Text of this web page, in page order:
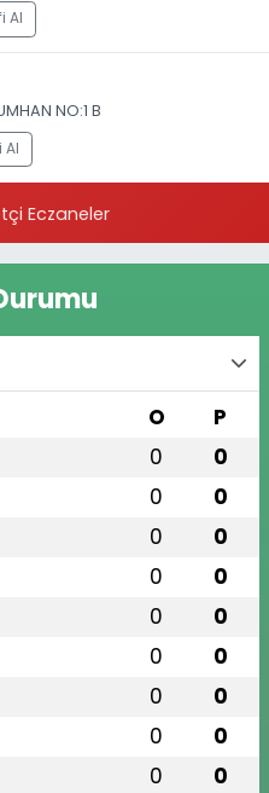
Al
NO:1 B
Al
Eczaneler
O P
0 0
0 0
0 0
0 0
0 0
0 0
0 0
0 0
0 0